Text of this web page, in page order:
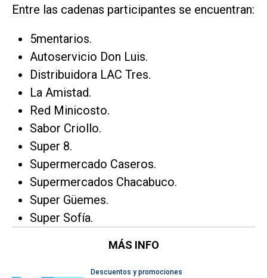
Entre las cadenas participantes se encuentran:
5mentarios.
Autoservicio Don Luis.
Distribuidora LAC Tres.
La Amistad.
Red Minicosto.
Sabor Criollo.
Super 8.
Supermercado Caseros.
Supermercados Chacabuco.
Super Güemes.
Super Sofía.
MÁS INFO
Descuentos y promociones